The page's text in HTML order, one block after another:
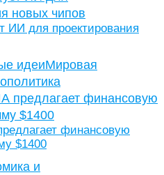
ИИ для проектирования
идеиМировая
финансовую
$1400
и